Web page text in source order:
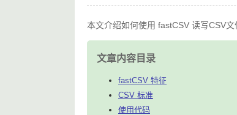
本文介绍如何使用 fastCSV 读写CSV
文章内容目录
fastCSV 特征
CSV 标准
使用代码